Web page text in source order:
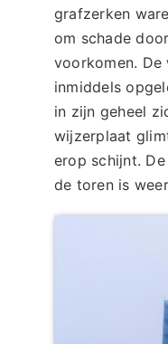
grafzerken
om schade
voorkomen. De
inmiddels
in zijn geheel
wijzerplaat
erop schijnt.
de toren is